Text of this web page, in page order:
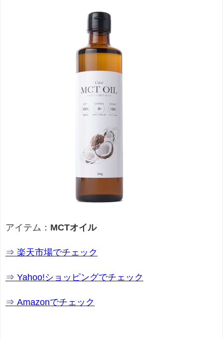
アイテム： MCTオイル
⇒ 楽天市場でチェック
⇒ Yahoo!ショッピングでチェック
⇒ Amazonでチェック